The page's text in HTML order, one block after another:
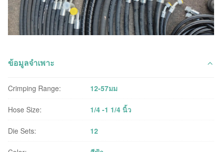
ข้อมูลจำเพาะ
Crimping Range: 12-57มม
Hose Size: 1/4 -1 1/4 นิ้ว
Die Sets: 12